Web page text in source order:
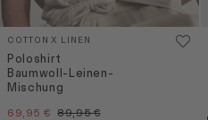
COTTON X LINEN
Poloshirt
Baumwoll-Leinen-
Mischung
69,95 € 89,95 €